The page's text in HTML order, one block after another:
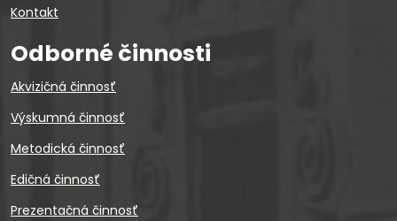
Kontakt
Odborné činnosti
Akvizičná činnosť
Výskumná činnosť
Metodická činnosť
Edičná činnosť
Prezentačná činnosť